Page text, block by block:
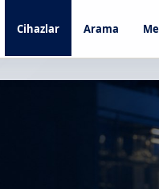
Cihazlar Arama